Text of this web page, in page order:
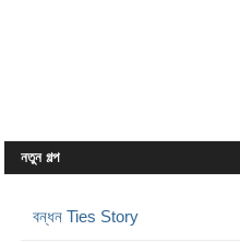
নতুন গল্প
বন্ধন Ties Story